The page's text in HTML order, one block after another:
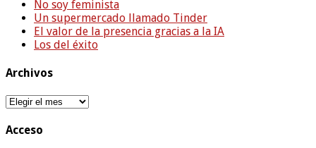
No soy feminista
Un supermercado llamado Tinder
El valor de la presencia gracias a la IA
Los del éxito
Archivos
Archivos
Acceso